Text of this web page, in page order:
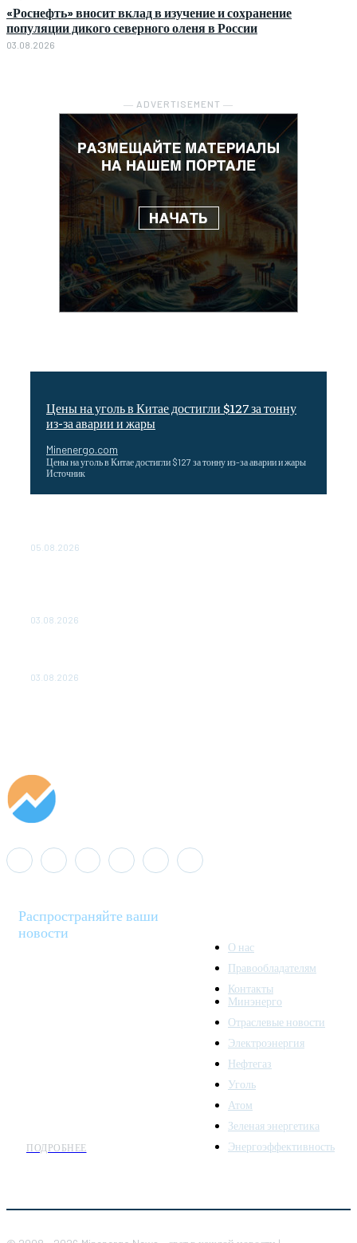
«Роснефть» вносит вклад в изучение и сохранение
популяции дикого северного оленя в России
03.08.2026
― ADVERTISEMENT ―
Цены на уголь в Китае достигли $127 за тонну
из-за аварии и жары
Minenergo.com
Цены на уголь в Китае достигли $127 за тонну из-за аварии и жары
Источник
05.08.2026
03.08.2026
03.08.2026
Распространяйте ваши
новости
ПОДРОБНЕЕ
О нас
Правообладателям
Контакты
Минэнерго
Отраслевые новости
Электроэнергия
Нефтегаз
Уголь
Атом
Зеленая энергетика
Энергоэффективность